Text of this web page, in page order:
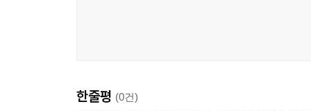
한줄평 (0건)